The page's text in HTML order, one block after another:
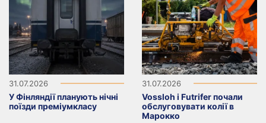
31.07.2026
У Фінляндії планують нічні
поїзди преміумкласу
31.07.2026
Vossloh і Futrifer почали
обслуговувати колії в
Марокко